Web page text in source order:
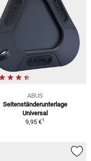
ABUS
Seitenständerunterlage
Universal
9,95 €1